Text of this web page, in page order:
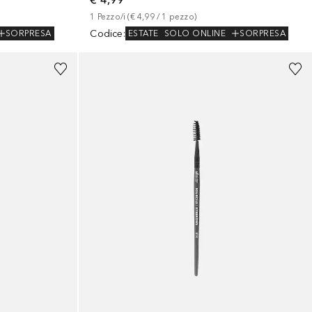
SORPRESA
1 Pezzo/i (€ 4,99 / 1 pezzo)
Codice: ESTATE SOLO ONLINE SORPRESA